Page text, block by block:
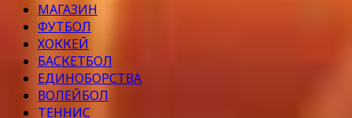
МАГАЗИН
ФУТБОЛ
ХОККЕЙ
БАСКЕТБОЛ
ЕДИНОБОРСТВА
ВОЛЕЙБОЛ
ТЕННИС